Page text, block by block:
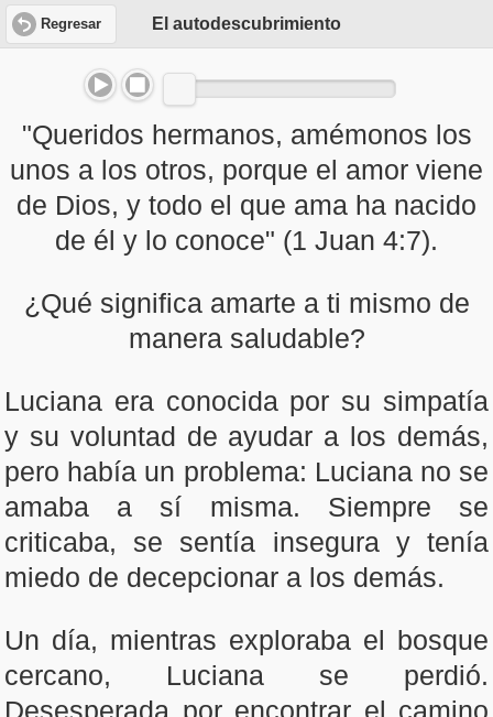
Regresar El autodescubrimiento
"Queridos hermanos, amémonos los
unos a los otros, porque el amor viene
de Dios, y todo el que ama ha nacido
de él y lo conoce" (1 Juan 4:7).
¿Qué significa amarte a ti mismo de
manera saludable?
Luciana era conocida por su simpatía
y su voluntad de ayudar a los demás,
pero había un problema: Luciana no se
amaba a sí misma. Siempre se
criticaba, se sentía insegura y tenía
miedo de decepcionar a los demás.
Un día, mientras exploraba el bosque
cercano, Luciana se perdió.
Desesperada por encontrar el camino